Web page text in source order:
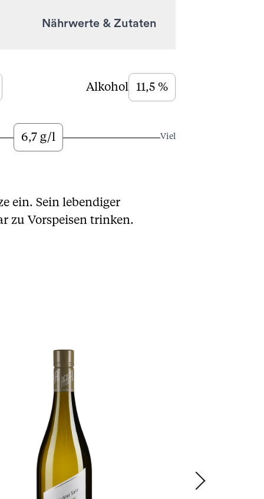
Nährwerte & Zutaten
Alkohol
11,5 %
6,7 g/l Viel
ein. Sein lebendiger
zu Vorspeisen trinken.